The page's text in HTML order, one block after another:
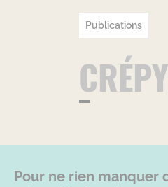
Publications
Pour ne rien manquer